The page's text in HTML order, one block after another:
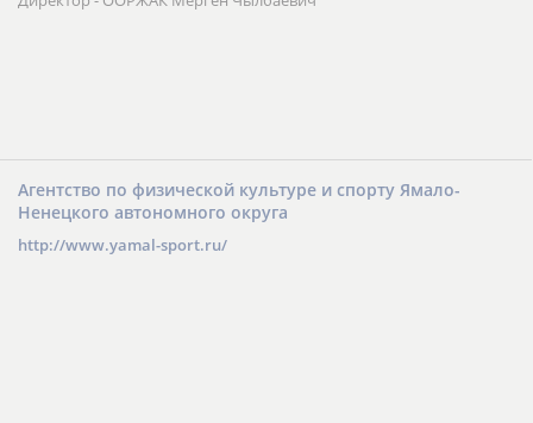
Агентство по физической культуре и спорту Ямало-
Ненецкого автономного округа
http://www.yamal-sport.ru/